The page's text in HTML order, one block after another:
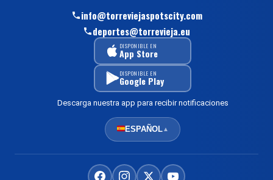
info@torreviejaspotscity.com
deportes@torrevieja.eu
DISPONIBLE EN
App Store
DISPONIBLE EN
Google Play
Descarga nuestra app para recibir notificaciones
ESPAÑOL▲